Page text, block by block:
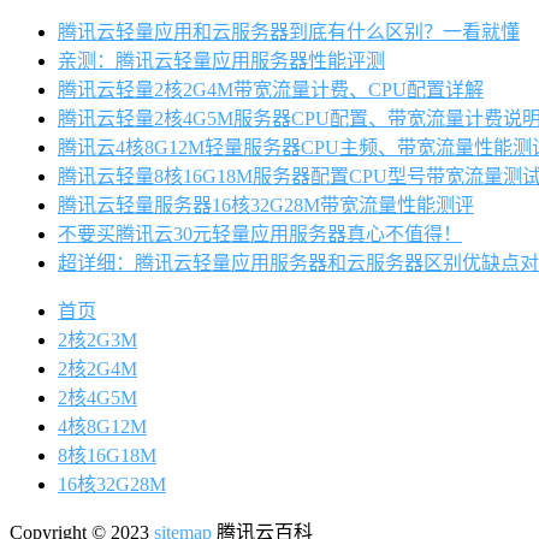
腾讯云轻量应用和云服务器到底有什么区别？一看就懂
亲测：腾讯云轻量应用服务器性能评测
腾讯云轻量2核2G4M带宽流量计费、CPU配置详解
腾讯云轻量2核4G5M服务器CPU配置、带宽流量计费说明
腾讯云4核8G12M轻量服务器CPU主频、带宽流量性能测
腾讯云轻量8核16G18M服务器配置CPU型号带宽流量测
腾讯云轻量服务器16核32G28M带宽流量性能测评
不要买腾讯云30元轻量应用服务器真心不值得！
超详细：腾讯云轻量应用服务器和云服务器区别优缺点
首页
2核2G3M
2核2G4M
2核4G5M
4核8G12M
8核16G18M
16核32G28M
Copyright © 2023 sitemap 腾讯云百科